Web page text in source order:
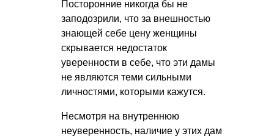
Посторонние никогда бы не
заподозрили, что за внешностью
знающей себе цену женщины
скрывается недостаток
уверенности в себе, что эти дамы
не являются теми сильными
личностями, которыми кажутся.
Несмотря на внутреннюю
неуверенность, наличие у этих дам